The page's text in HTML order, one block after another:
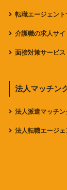
転職エージェン
介護職の求人サ
面接対策サービス
法人マッチン
法人派遣マッチン
法人転職エージ